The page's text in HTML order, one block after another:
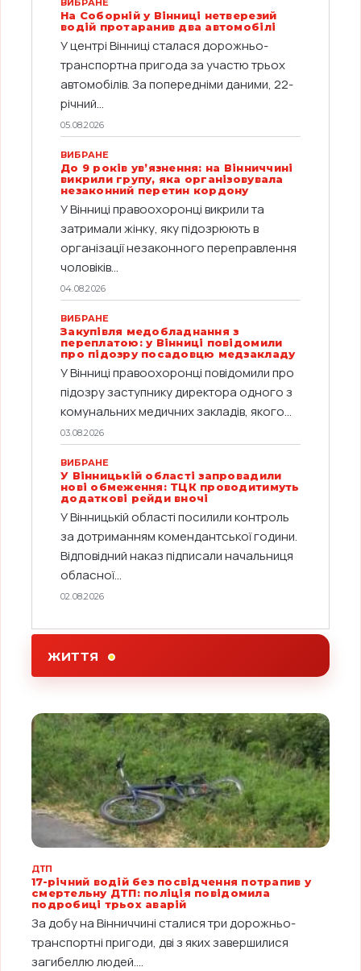
ВИБРАНЕ
На Соборній у Вінниці нетверезий
водій протаранив два автомобілі
У центрі Вінниці сталася дорожньо-
транспортна пригода за участю трьох
автомобілів. За попередніми даними, 22-
річний...
05.08.2026
ВИБРАНЕ
До 9 років ув’язнення: на Вінниччині
викрили групу, яка організовувала
незаконний перетин кордону
У Вінниці правоохоронці викрили та
затримали жінку, яку підозрюють в
організації незаконного переправлення
чоловіків...
04.08.2026
ВИБРАНЕ
Закупівля медобладнання з
переплатою: у Вінниці повідомили
про підозру посадовцю медзакладу
У Вінниці правоохоронці повідомили про
підозру заступнику директора одного з
комунальних медичних закладів, якого...
03.08.2026
ВИБРАНЕ
У Вінницькій області запровадили
нові обмеження: ТЦК проводитимуть
додаткові рейди вночі
У Вінницькій області посилили контроль
за дотриманням комендантської години.
Відповідний наказ підписали начальниця
обласної...
02.08.2026
ЖИТТЯ
ДТП
17-річний водій без посвідчення потрапив у
смертельну ДТП: поліція повідомила
подробиці трьох аварій
За добу на Вінниччині сталися три дорожньо-
транспортні пригоди, дві з яких завершилися
загибеллю людей....